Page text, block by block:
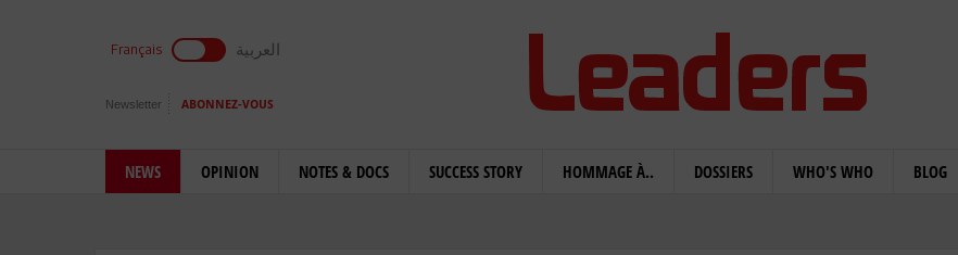
Français العربية
Newsletter ABONNEZ-VOUS
NEWS OPINION NOTES & DOCS SUCCESS STORY HOMMAGE À.. DOSSIERS WHO'S WHO BLOG